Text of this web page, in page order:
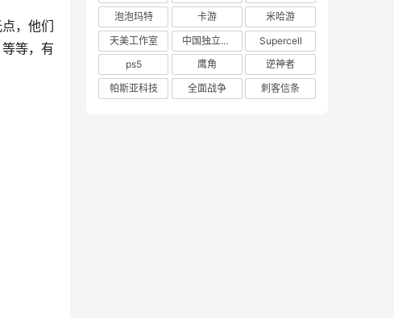
，他们
等，有
泡泡玛特
卡游
米哈游
天美工作室
中国独立游戏联盟
Supercell
ps5
鹰角
逆神者
帕斯亚科技
全面战争 刺客信条